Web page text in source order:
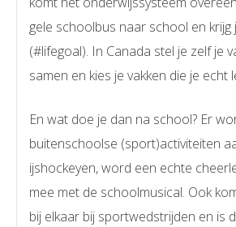
gele schoolbus naar school en krijg
(#lifegoal). In Canada stel je zelf je
samen en kies je vakken die je echt
En wat doe je dan na school? Er
buitenschoolse (sport)activiteiten
ijshockeyen, word een echte
mee met de schoolmusical. Ook
bij elkaar bij sportwedstrijden en is